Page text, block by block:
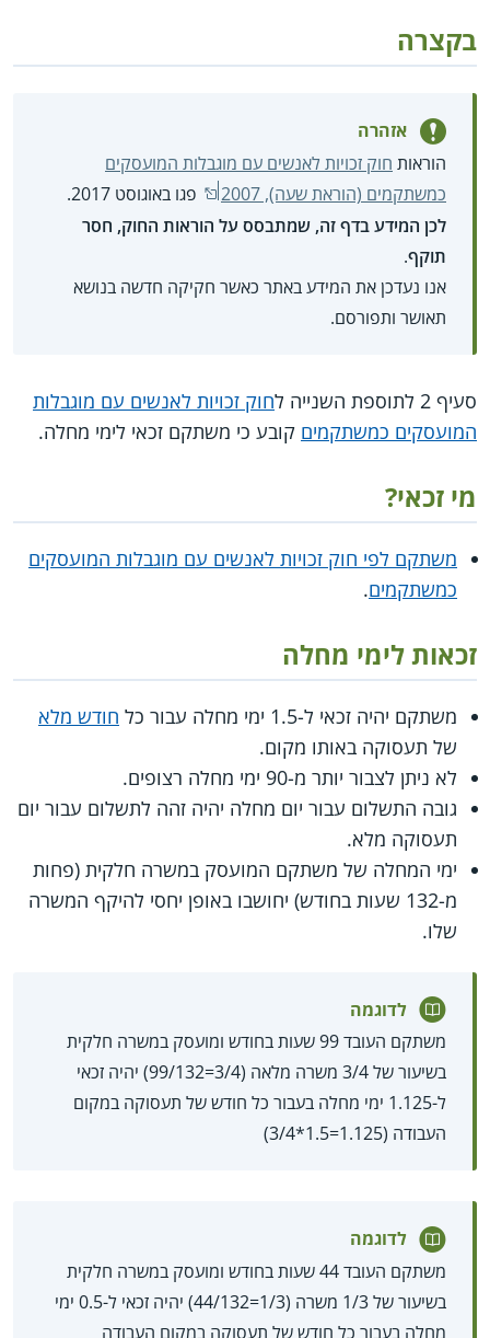
בקצרה
אזהרה
הוראות חוק זכויות לאנשים עם מוגבלות המועסקים
כמשתקמים (הוראת שעה), 2007
פגו באוגוסט 2017.
לכן המידע בדף זה, שמתבסס על הוראות החוק, חסר
תוקף.
אנו נעדכן את המידע באתר כאשר חקיקה חדשה בנושא
תאושר ותפורסם.
סעיף 2 לתוספת השנייה ל
חוק זכויות לאנשים עם מוגבלות
המועסקים כמשתקמים קובע כי משתקם זכאי לימי מחלה.
מי זכאי?
משתקם לפי חוק זכויות לאנשים עם מוגבלות המועסקים
כמשתקמים.
זכאות לימי מחלה
משתקם יהיה זכאי ל-1.5 ימי מחלה עבור כל
חודש מלא
של תעסוקה באותו מקום.
לא ניתן לצבור יותר מ-90 ימי מחלה רצופים.
גובה התשלום עבור יום מחלה יהיה זהה לתשלום עבור יום
תעסוקה מלא.
ימי המחלה של משתקם המועסק במשרה חלקית (פחות
מ-132 שעות בחודש) יחושבו באופן יחסי להיקף המשרה
שלו.
לדוגמה
משתקם העובד 99 שעות בחודש ומועסק במשרה חלקית
בשיעור של 3/4 משרה מלאה (3/4=99/132) יהיה זכאי
ל-1.125 ימי מחלה בעבור כל חודש של תעסוקה במקום
העבודה (1.125=1.5*3/4)
לדוגמה
משתקם העובד 44 שעות בחודש ומועסק במשרה חלקית
בשיעור של 1/3 משרה (1/3=44/132) יהיה זכאי ל-0.5 ימי
מחלה בעבור כל חודש של תעסוקה במקום העבודה